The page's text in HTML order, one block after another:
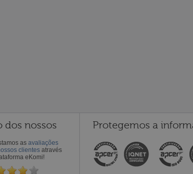
dos nossos
as avaliações
clientes através
eKomi!
Protegemos a